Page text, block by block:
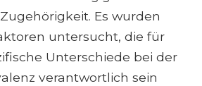
Es wurden
untersucht, die für
Unterschiede bei der
verantwortlich sein